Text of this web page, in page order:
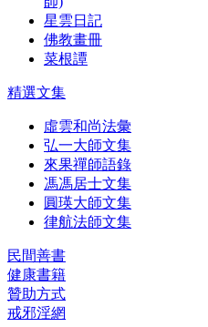
星雲日記
佛教畫冊
菜根譚
精選文集
虛雲和尚法彙
弘一大師文集
來果禪師語錄
馮馮居士文集
圓瑛大師文集
律航法師文集
民間善書
健康書籍
贊助方式
戒邪淫網